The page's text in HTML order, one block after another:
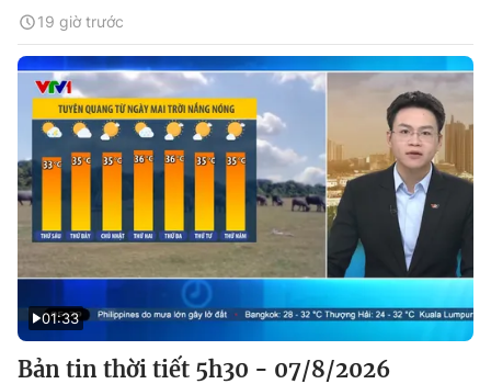
19 giờ trước
01:33
Bản tin thời tiết 5h30 - 07/8/2026